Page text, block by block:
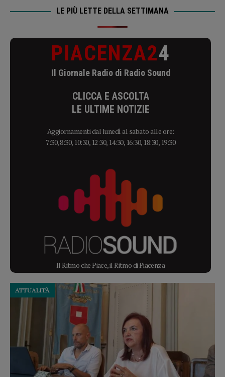
LE PIÙ LETTE DELLA SETTIMANA
PIACENZA24
Il Giornale Radio di Radio Sound
CLICCA E ASCOLTA
LE ULTIME NOTIZIE
Aggiornamenti dal lunedì al sabato alle ore:
7:30, 8:30, 10:30, 12:30, 14:30, 16:30, 18:30, 19:30
Il Ritmo che Piace, il Ritmo di Piacenza
ATTUALITÀ